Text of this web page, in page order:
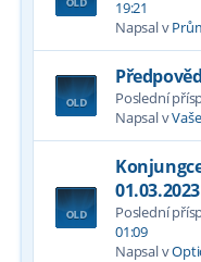
19:21
Napsal v
Poslední
Napsal v
01.03.2023
Poslední
01:09
Napsal v